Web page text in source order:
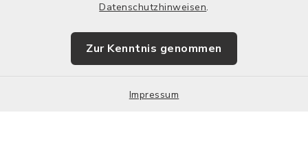
Datenschutzhinweisen.
Zur Kenntnis genommen
Impressum
Impressum
Sitemap